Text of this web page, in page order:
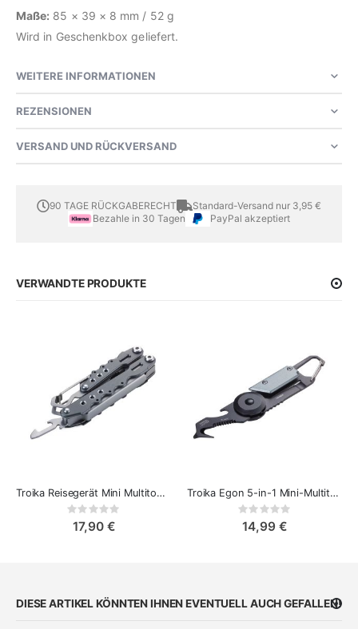
Maße: 85 × 39 × 8 mm / 52 g
Wird in Geschenkbox geliefert.
WEITERE INFORMATIONEN
REZENSIONEN
VERSAND UND RÜCKVERSAND
90 TAGE RÜCKGABERECHT
Standard-Versand nur 3,95 €
Bezahle in 30 Tagen
PayPal akzeptiert
VERWANDTE PRODUKTE
Troika Reisegerät Mini Multitool 7-in-1
Rating:
17,90 €
Troika Egon 5-in-1 Mini-Multitool
Rating:
14,99 €
DIESE ARTIKEL KÖNNTEN IHNEN EVENTUELL AUCH GEFALLEN!